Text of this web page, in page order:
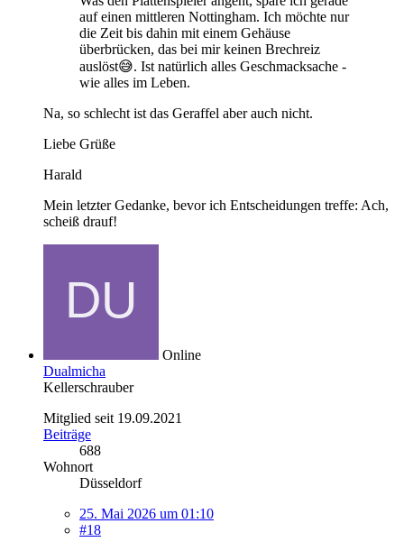
auf einen mittleren Nottingham. Ich möchte nur
die Zeit bis dahin mit einem Gehäuse
überbrücken, das bei mir keinen Brechreiz
auslöst😅. Ist natürlich alles Geschmacksache -
wie alles im Leben.
Na, so schlecht ist das Geraffel aber auch nicht.
Liebe Grüße
Harald
Mein letzter Gedanke, bevor ich Entscheidungen treffe: Ach,
scheiß drauf!
Online
Dualmicha
Kellerschrauber
Mitglied seit 19.09.2021
Beiträge
688
Wohnort
Düsseldorf
25. Mai 2026 um 01:10
#18